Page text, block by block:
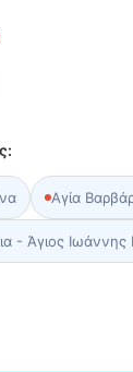
Αγία
- Άγιος Ιωάννης